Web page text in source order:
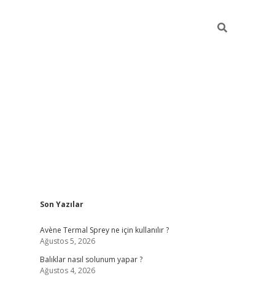
Sidebar
Son Yazılar
Avène Termal Sprey ne için kullanılır ?
Ağustos 5, 2026
Balıklar nasıl solunum yapar ?
Ağustos 4, 2026